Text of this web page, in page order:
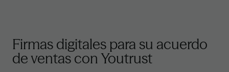
Firmas digitales para su acuerdo
de ventas con Youtrust